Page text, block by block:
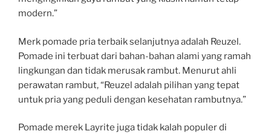
modern.”
Merk pomade pria terbaik selanjutnya adalah Reuzel.
Pomade ini terbuat dari bahan-bahan alami yang ramah
lingkungan dan tidak merusak rambut. Menurut ahli
perawatan rambut, “Reuzel adalah pilihan yang tepat
untuk pria yang peduli dengan kesehatan rambutnya.”
Pomade merek Layrite juga tidak kalah populer di